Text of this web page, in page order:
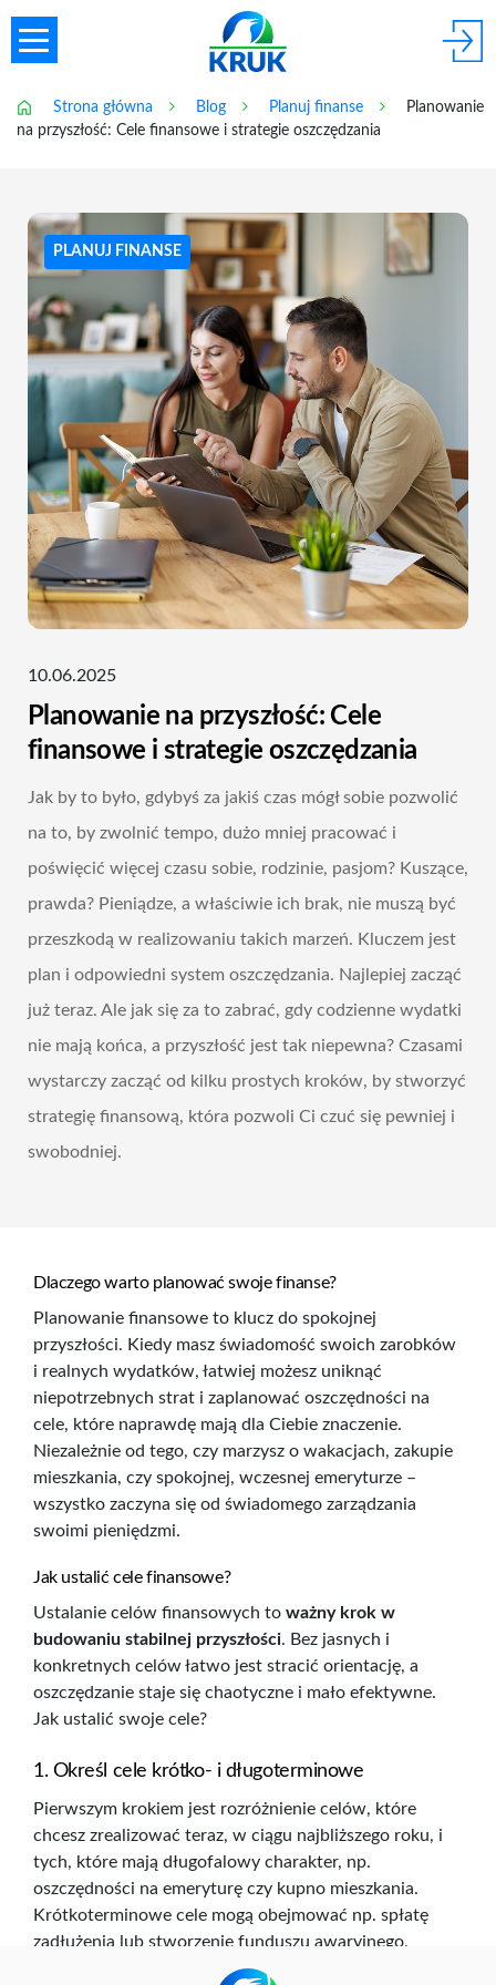
Strona główna Blog Planuj finanse
Planowanie
na przyszłość: Cele finansowe i strategie oszczędzania
PLANUJ FINANSE
10.06.2025
Planowanie na przyszłość: Cele
finansowe i strategie oszczędzania
Jak by to było, gdybyś za jakiś czas mógł sobie pozwolić
na to, by zwolnić tempo, dużo mniej pracować i
poświęcić więcej czasu sobie, rodzinie, pasjom? Kuszące,
prawda? Pieniądze, a właściwie ich brak, nie muszą być
przeszkodą w realizowaniu takich marzeń. Kluczem jest
plan i odpowiedni system oszczędzania. Najlepiej zacząć
już teraz. Ale jak się za to zabrać, gdy codzienne wydatki
nie mają końca, a przyszłość jest tak niepewna? Czasami
wystarczy zacząć od kilku prostych kroków, by stworzyć
strategię finansową, która pozwoli Ci czuć się pewniej i
swobodniej.
Dlaczego warto planować swoje finanse?
Planowanie finansowe to klucz do spokojnej
przyszłości. Kiedy masz świadomość swoich zarobków
i realnych wydatków, łatwiej możesz uniknąć
niepotrzebnych strat i zaplanować oszczędności na
cele, które naprawdę mają dla Ciebie znaczenie.
Niezależnie od tego, czy marzysz o wakacjach, zakupie
mieszkania, czy spokojnej, wczesnej emeryturze –
wszystko zaczyna się od świadomego zarządzania
swoimi pieniędzmi.
Jak ustalić cele finansowe?
Ustalanie celów finansowych to ważny krok w
budowaniu stabilnej przyszłości. Bez jasnych i
konkretnych celów łatwo jest stracić orientację, a
oszczędzanie staje się chaotyczne i mało efektywne.
Jak ustalić swoje cele?
1. Określ cele krótko- i długoterminowe
Pierwszym krokiem jest rozróżnienie celów, które
chcesz zrealizować teraz, w ciągu najbliższego roku, i
tych, które mają długofalowy charakter, np.
oszczędności na emeryturę czy kupno mieszkania.
Krótkoterminowe cele mogą obejmować np. spłatę
zadłużenia lub stworzenie funduszu awaryjnego,
podczas gdy cele długoterminowe wiążą się zwykle z